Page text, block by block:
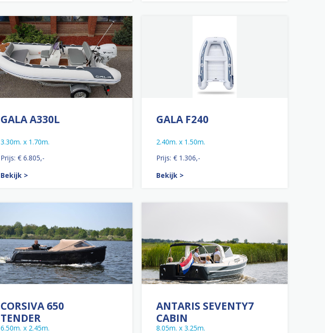
GALA A330L
3.30m. x 1.70m.
Prijs: € 6.805,-
Bekijk >
GALA F240
2.40m. x 1.50m.
Prijs: € 1.306,-
Bekijk >
CORSIVA 650
TENDER
6.50m. x 2.45m.
ANTARIS SEVENTY7
CABIN
8.05m. x 3.25m.